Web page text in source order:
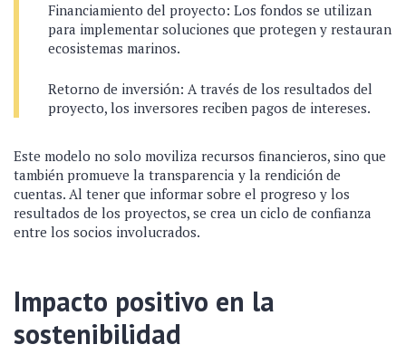
Financiamiento del proyecto: Los fondos se utilizan
para implementar soluciones que protegen y restauran
ecosistemas marinos.
Retorno de inversión: A través de los resultados del
proyecto, los inversores reciben pagos de intereses.
Este modelo no solo moviliza recursos financieros, sino que
también promueve la transparencia y la rendición de
cuentas. Al tener que informar sobre el progreso y los
resultados de los proyectos, se crea un ciclo de confianza
entre los socios involucrados.
Impacto positivo en la
sostenibilidad